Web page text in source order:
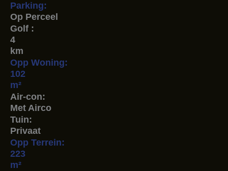
Parking:
Op Perceel
Golf :
4
km
Opp Woning:
102
m²
Air-con:
Met Airco
Tuin:
Privaat
Opp Terrein:
223
m²